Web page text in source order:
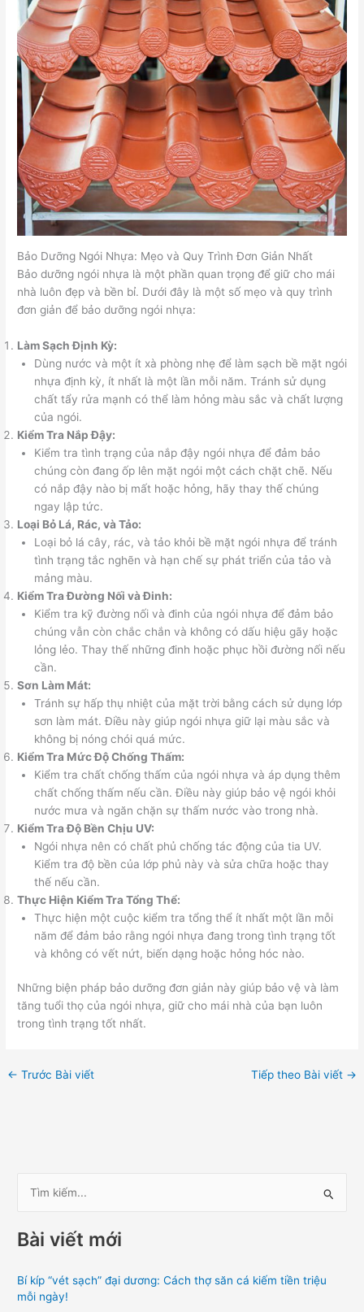
Bảo Dưỡng Ngói Nhựa: Mẹo và Quy Trình Đơn Giản Nhất
Bảo dưỡng ngói nhựa là một phần quan trọng để giữ cho mái
nhà luôn đẹp và bền bỉ. Dưới đây là một số mẹo và quy trình
đơn giản để bảo dưỡng ngói nhựa:
Làm Sạch Định Kỳ:
Dùng nước và một ít xà phòng nhẹ để làm sạch bề mặt ngói
nhựa định kỳ, ít nhất là một lần mỗi năm. Tránh sử dụng
chất tẩy rửa mạnh có thể làm hỏng màu sắc và chất lượng
của ngói.
Kiểm Tra Nắp Đậy:
Kiểm tra tình trạng của nắp đậy ngói nhựa để đảm bảo
chúng còn đang ốp lên mặt ngói một cách chặt chẽ. Nếu
có nắp đậy nào bị mất hoặc hỏng, hãy thay thế chúng
ngay lập tức.
Loại Bỏ Lá, Rác, và Tảo:
Loại bỏ lá cây, rác, và tảo khỏi bề mặt ngói nhựa để tránh
tình trạng tắc nghẽn và hạn chế sự phát triển của tảo và
mảng màu.
Kiểm Tra Đường Nối và Đinh:
Kiểm tra kỹ đường nối và đinh của ngói nhựa để đảm bảo
chúng vẫn còn chắc chắn và không có dấu hiệu gãy hoặc
lỏng lẻo. Thay thế những đinh hoặc phục hồi đường nối nếu
cần.
Sơn Làm Mát:
Tránh sự hấp thụ nhiệt của mặt trời bằng cách sử dụng lớp
sơn làm mát. Điều này giúp ngói nhựa giữ lại màu sắc và
không bị nóng chói quá mức.
Kiểm Tra Mức Độ Chống Thấm:
Kiểm tra chất chống thấm của ngói nhựa và áp dụng thêm
chất chống thấm nếu cần. Điều này giúp bảo vệ ngói khỏi
nước mưa và ngăn chặn sự thấm nước vào trong nhà.
Kiểm Tra Độ Bền Chịu UV:
Ngói nhựa nên có chất phủ chống tác động của tia UV.
Kiểm tra độ bền của lớp phủ này và sửa chữa hoặc thay
thế nếu cần.
Thực Hiện Kiểm Tra Tổng Thể:
Thực hiện một cuộc kiểm tra tổng thể ít nhất một lần mỗi
năm để đảm bảo rằng ngói nhựa đang trong tình trạng tốt
và không có vết nứt, biến dạng hoặc hỏng hóc nào.
Những biện pháp bảo dưỡng đơn giản này giúp bảo vệ và làm
tăng tuổi thọ của ngói nhựa, giữ cho mái nhà của bạn luôn
trong tình trạng tốt nhất.
← Trước Bài viết Tiếp theo Bài viết →
m
i
Bài viết mới
Bí kíp “vét sạch” đại dương: Cách thợ săn cá kiếm tiền triệu
mỗi ngày!